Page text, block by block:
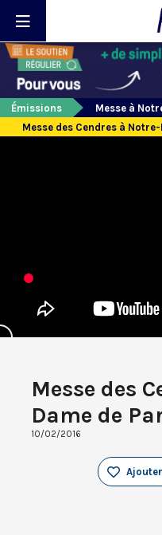
Émissions
Messe à
Messe des Cendres à
Messe des
Dame de
10/02/2016